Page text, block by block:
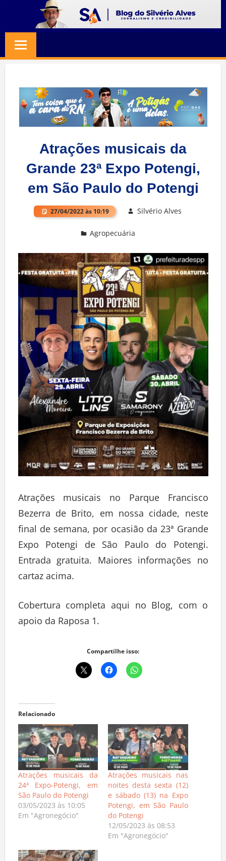
content
SILVERIO
ALVES
Jornalismo
Credibilidade
Atrações musicais da
Grande 23ª Expo Potengi,
em São Paulo do Potengi
27/04/2022 às 10:19 Silvério Alves
Agropecuária
Atrações musicais no Parque Francisco
Bezerra de Brito, em nossa cidade, neste
final de semana, por ocasião da 23ª Grande
Expo Potengi de São Paulo do Potengi.
Entrada gratuita. Maiores informações no
cartaz acima.
Cobertura completa aqui no Blog, com o
apoio da Raposa 1.
Compartilhe isso:
Relacionado
Atrações musicais da
24ª Expo-Potengi, em
São Paulo do Potengi
03/05/2023 às 10:05
Em "Agronegócio"
Atrações musicais nas
noites desta sexta (12)
e sábado (13) na Expo
Potengi, em São Paulo
do Potengi
12/05/2023 às 08:53
Em "Agronegócio"